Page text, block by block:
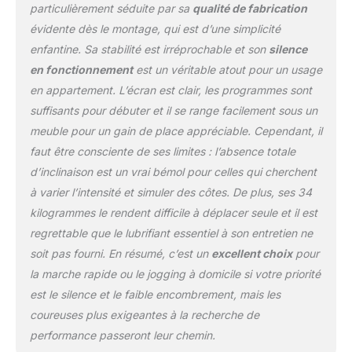
être utilisé comme tapis
de marche avec une
vitesse de 1 à 8 km/h ou
avec une vitesse de 1 à
10 km/h pour répondre à
vos différents besoins
d'entraînement. Le
bouton Pause vous
pause pendant votre
entraînement sans vous
soucier de la
suppression de vos
【Haut-parleur Bluetooth
et moniteur de fréquence
cardiaque】 Connectez
votre téléphone au haut-
tapis roulant via
particulièrement séduite par sa qualité de fabrication
évidente dès le montage, qui est d’une simplicité
enfantine. Sa stabilité est irréprochable et son silence
en fonctionnementest un véritable atout pour un usage
en appartement. L’écran est clair, les programmes sont
suffisants pour débuter et il se range facilement sous un
meuble pour un gain de place appréciable. Cependant, il
faut être consciente de ses limites : l’absence totale
d’inclinaison est un vrai bémol pour celles qui cherchent
à varier l’intensité et simuler des côtes. De plus, ses 34
kilogrammes le rendent difficile à déplacer seule et il est
regrettable que le lubrifiant essentiel à son entretien ne
soit pas fourni. En résumé, c’est un excellent choixpour
la marche rapide ou le jogging à domicile si votre priorité
est le silence et le faible encombrement, mais les
coureuses plus exigeantes à la recherche de
performance passeront leur chemin.